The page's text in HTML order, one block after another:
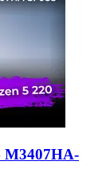
M3407HA-